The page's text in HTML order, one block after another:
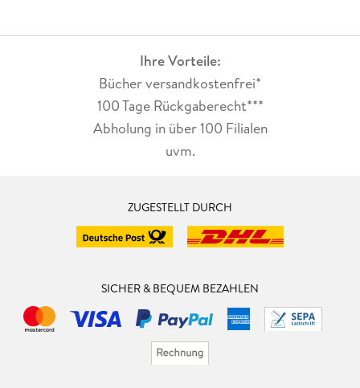
Ihre Vorteile:
Bücher versandkostenfrei*
100 Tage Rückgaberecht***
Abholung in über 100 Filialen
uvm.
ZUGESTELLT DURCH
SICHER & BEQUEM BEZAHLEN